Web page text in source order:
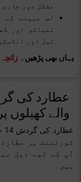
مشکل دور
اس مہینے کے
تمباکو اور
تیل اور
یہاں بھی پڑھیں۔ زائچہ 2024
عطارد کی
والے کھیلوں
ٹورنمنٹ پر
آپ کے لیے ذیل
ہیں۔